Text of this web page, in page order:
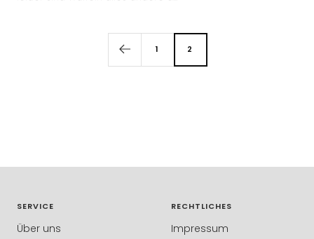
1 2
SERVICE
Über uns
RECHTLICHES
Impressum